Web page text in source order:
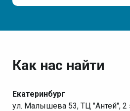
Как нас найти
Екатеринбург
ул. Малышева 53, ТЦ "Антей", 2